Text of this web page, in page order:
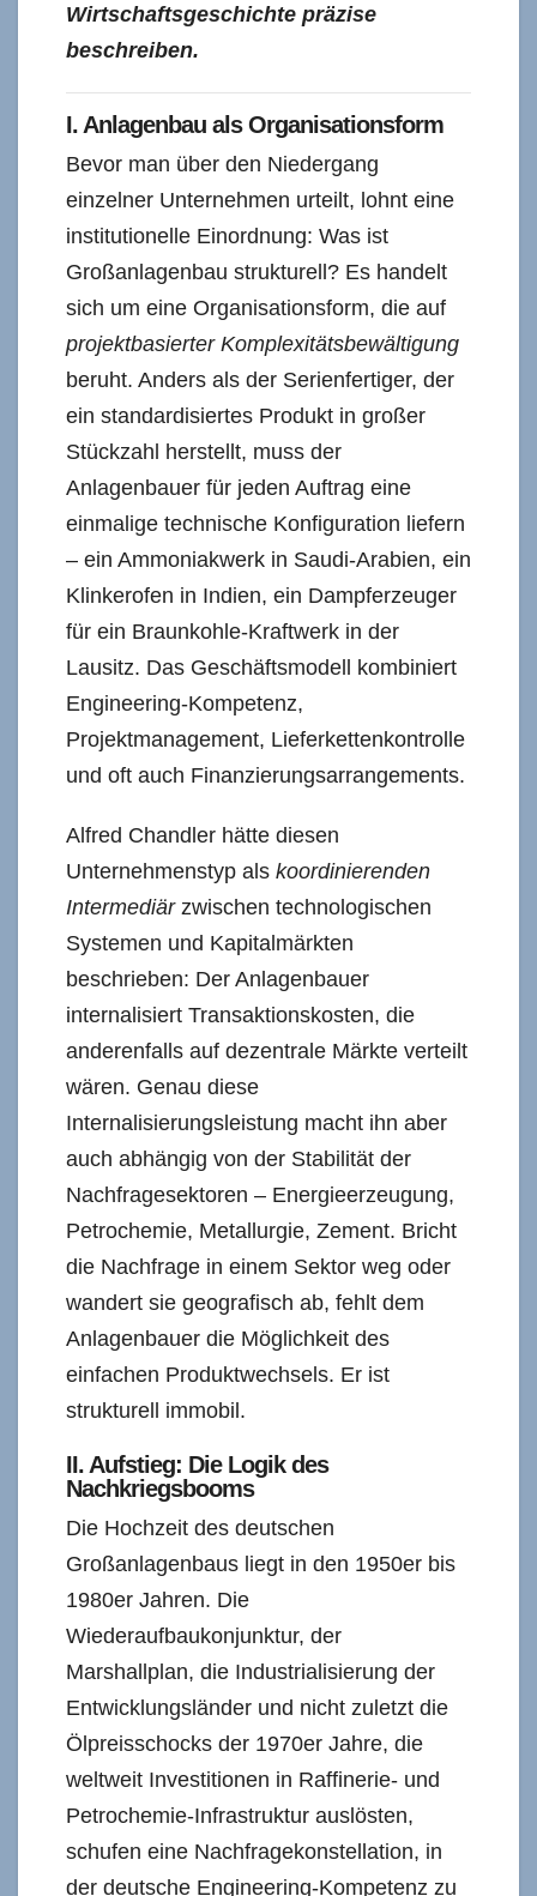
Wirtschaftsgeschichte präzise
beschreiben.
I. Anlagenbau als Organisationsform
Bevor man über den Niedergang
einzelner Unternehmen urteilt, lohnt eine
institutionelle Einordnung: Was ist
Großanlagenbau strukturell? Es handelt
sich um eine Organisationsform, die auf
projektbasierter Komplexitätsbewältigung
beruht. Anders als der Serienfertiger, der
ein standardisiertes Produkt in großer
Stückzahl herstellt, muss der
Anlagenbauer für jeden Auftrag eine
einmalige technische Konfiguration liefern
– ein Ammoniakwerk in Saudi-Arabien, ein
Klinkerofen in Indien, ein Dampferzeuger
für ein Braunkohle-Kraftwerk in der
Lausitz. Das Geschäftsmodell kombiniert
Engineering-Kompetenz,
Projektmanagement, Lieferkettenkontrolle
und oft auch Finanzierungsarrangements.
Alfred Chandler hätte diesen
Unternehmenstyp als koordinierenden
Intermediärzwischen technologischen
Systemen und Kapitalmärkten
beschrieben: Der Anlagenbauer
internalisiert Transaktionskosten, die
anderenfalls auf dezentrale Märkte verteilt
wären. Genau diese
Internalisierungsleistung macht ihn aber
auch abhängig von der Stabilität der
Nachfragesektoren – Energieerzeugung,
Petrochemie, Metallurgie, Zement. Bricht
die Nachfrage in einem Sektor weg oder
wandert sie geografisch ab, fehlt dem
Anlagenbauer die Möglichkeit des
einfachen Produktwechsels. Er ist
strukturell immobil.
II. Aufstieg: Die Logik des
Nachkriegsbooms
Die Hochzeit des deutschen
Großanlagenbaus liegt in den 1950er bis
1980er Jahren. Die
Wiederaufbaukonjunktur, der
Marshallplan, die Industrialisierung der
Entwicklungsländer und nicht zuletzt die
Ölpreisschocks der 1970er Jahre, die
weltweit Investitionen in Raffinerie- und
Petrochemie-Infrastruktur auslösten,
schufen eine Nachfragekonstellation, in
der deutsche Engineering-Kompetenz zu